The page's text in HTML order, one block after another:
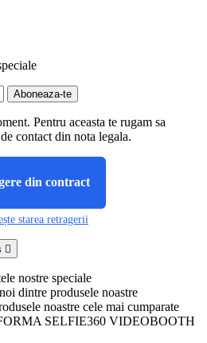
Pentru aceasta te rugam sa
contact din nota legala.
din contract
starea retragerii

nostre speciale
dintre produsele noastre
noastre cele mai cumparate
SELFIE360 VIDEOBOOTH